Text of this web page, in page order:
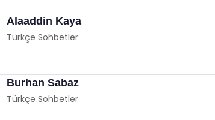
Alaaddin Kaya
Türkçe Sohbetler
Burhan Sabaz
Türkçe Sohbetler